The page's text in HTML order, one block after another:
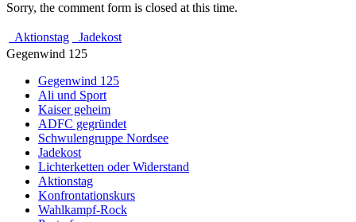
Sorry, the comment form is closed at this time.
Aktionstag
Jadekost
Gegenwind 125
Gegenwind 125
Ali und Sport
Kaiser geheim
ADFC gegründet
Schwulengruppe Nordsee
Jadekost
Lichterketten oder Widerstand
Aktionstag
Konfrontationskurs
Wahlkampf-Rock